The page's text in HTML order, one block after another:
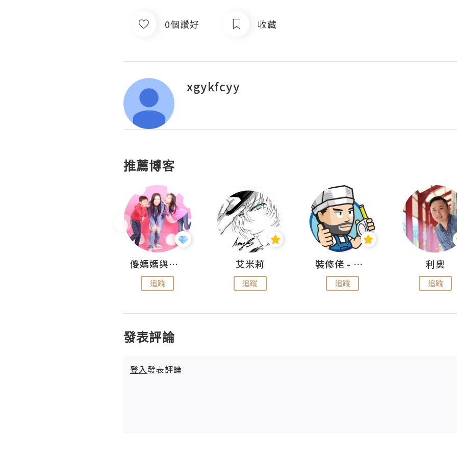
0個讚好 收藏
xgykfcyy
推薦博客
儍媽媽與兩隻小魔怪之家
追蹤
艾米莉
追蹤
裝修佬 - 香港一站式網上裝修平台
追蹤
利奧
追蹤
發表評論
登入發表評論